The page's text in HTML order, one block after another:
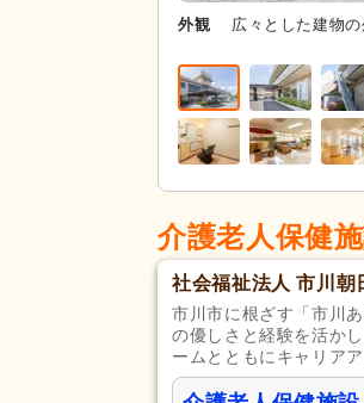
外観 広々とした建物
介護老人保健
社会福祉法人 市川朝
市川市に根ざす「市川
の優しさと経験を活か
ームとともにキャリア